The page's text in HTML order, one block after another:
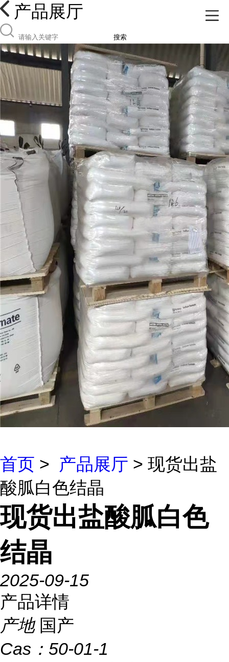
产品展厅
搜索
首页 > 产品展厅 > 现货出盐
酸胍白色结晶
现货出盐酸胍白色
结晶
2025-09-15
产品详情
产地 国产
Cas： 50-01-1